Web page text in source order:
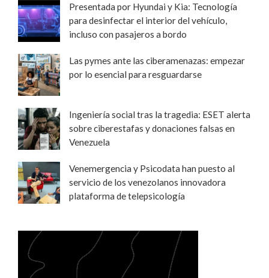
Presentada por Hyundai y Kia: Tecnología
para desinfectar el interior del vehículo,
incluso con pasajeros a bordo
Las pymes ante las ciberamenazas: empezar
por lo esencial para resguardarse
Ingeniería social tras la tragedia: ESET alerta
sobre ciberestafas y donaciones falsas en
Venezuela
Venemergencia y Psicodata han puesto al
servicio de los venezolanos innovadora
plataforma de telepsicología